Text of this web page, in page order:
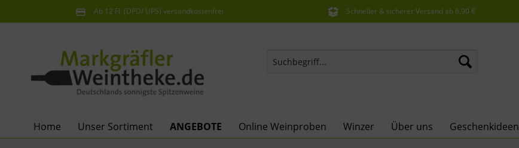
Ab 12 Fl. (DPD/ UPS) versandkostenfrei
Schneller & sicherer Versand ab 6,90 €
Home Unser Sortiment ANGEBOTE Online Weinproben Winzer Über uns Geschenkideen